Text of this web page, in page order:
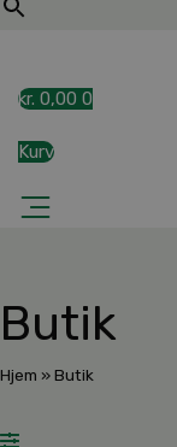
kr. 0,00 0
Kurv
Butik
Hjem »Butik